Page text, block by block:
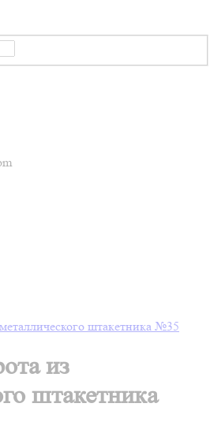
штакетника №35
из
штакетника